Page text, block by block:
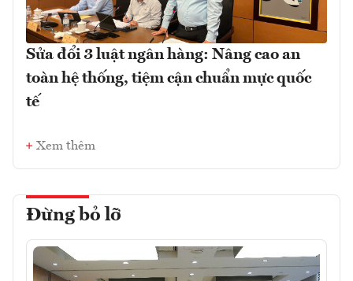
Sửa đổi 3 luật ngân hàng: Nâng cao an
toàn hệ thống, tiệm cận chuẩn mực quốc
tế
Xem thêm
Đừng bỏ lỡ